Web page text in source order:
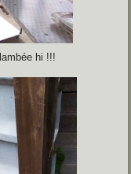
hi !!!